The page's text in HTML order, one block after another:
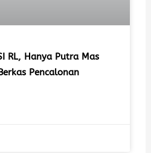
RL, Hanya Putra Mas
Pencalonan